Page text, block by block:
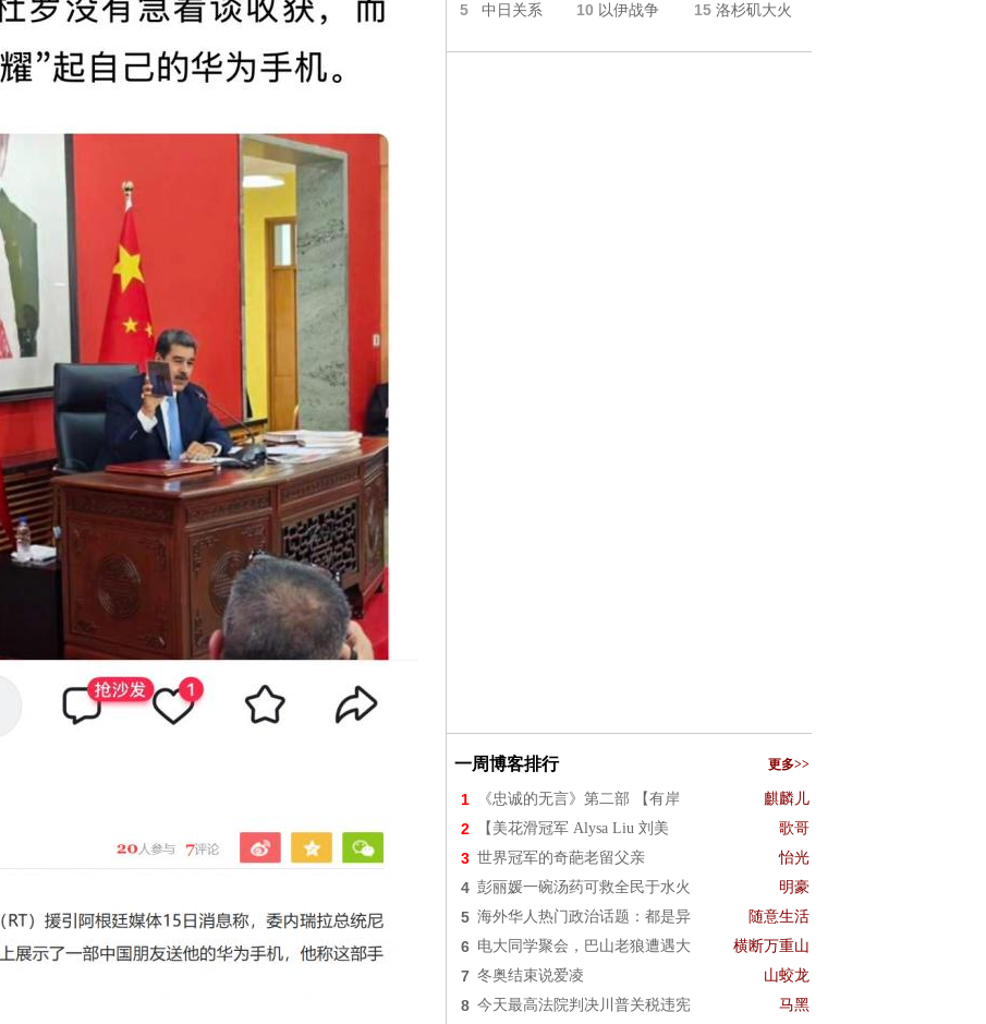
5 中日关系 10 以伊战争 15 洛杉矶大火
一周博客排行 更多>>
1 《忠诚的无言》第二部 【有岸 麒麟儿
2 【美花滑冠军 Alysa Liu 刘美 歌哥
3 世界冠军的奇葩老留父亲 怡光
4 彭丽媛一碗汤药可救全民于水火 明豪
5 海外华人热门政治话题：都是异 随意生活
6 电大同学聚会，巴山老狼遭遇大 横断万重山
7 冬奥结束说爱凌 山蛟龙
8 今天最高法院判决川普关税违宪 马黑